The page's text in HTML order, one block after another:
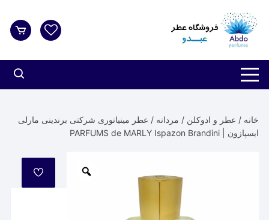
شدن
خانه / عطر و ادوکلن / مردانه / عطر مینیاتوری شرکتی برندینی مارلی
ایسپازون | PARFUMS de MARLY Ispazon Brandini
مورد
علاقه